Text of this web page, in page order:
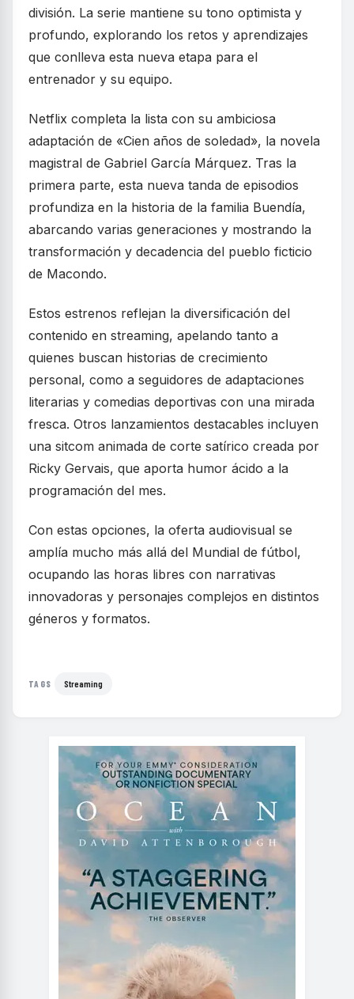
división. La serie mantiene su tono optimista y
profundo, explorando los retos y aprendizajes
que conlleva esta nueva etapa para el
entrenador y su equipo.
Netflix completa la lista con su ambiciosa
adaptación de «Cien años de soledad», la novela
magistral de Gabriel García Márquez. Tras la
primera parte, esta nueva tanda de episodios
profundiza en la historia de la familia Buendía,
abarcando varias generaciones y mostrando la
transformación y decadencia del pueblo ficticio
de Macondo.
Estos estrenos reflejan la diversificación del
contenido en streaming, apelando tanto a
quienes buscan historias de crecimiento
personal, como a seguidores de adaptaciones
literarias y comedias deportivas con una mirada
fresca. Otros lanzamientos destacables incluyen
una sitcom animada de corte satírico creada por
Ricky Gervais, que aporta humor ácido a la
programación del mes.
Con estas opciones, la oferta audiovisual se
amplía mucho más allá del Mundial de fútbol,
ocupando las horas libres con narrativas
innovadoras y personajes complejos en distintos
géneros y formatos.
TAGS Streaming